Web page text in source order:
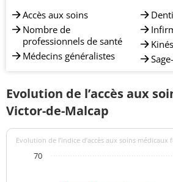
Accès aux soins
Nombre de
professionnels de santé
Médecins généralistes
Evolution de l’accès aux
Victor-de-Malcap
Evolution de l’indice d’accès aux soins médicaux
70